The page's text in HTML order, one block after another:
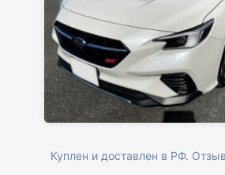
Куплен и доставлен в РФ.